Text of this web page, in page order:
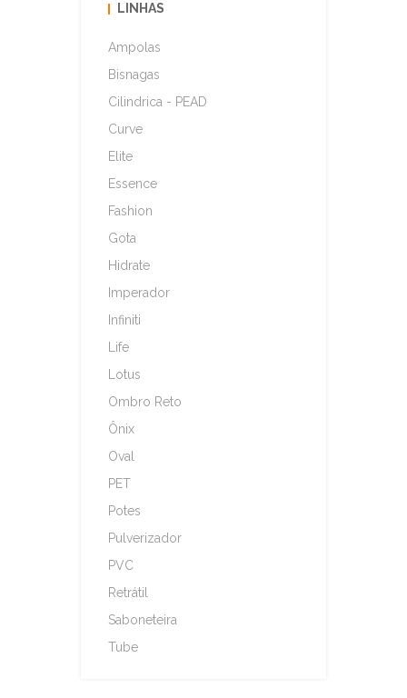
LINHAS
Ampolas
Bisnagas
Cilindrica - PEAD
Curve
Elite
Essence
Fashion
Gota
Hidrate
Imperador
Infiniti
Life
Lotus
Ombro Reto
Ônix
Oval
PET
Potes
Pulverizador
PVC
Retrátil
Saboneteira
Tube